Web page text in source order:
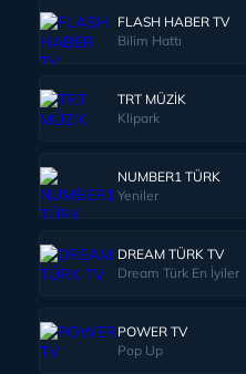
FLASH HABER TV
Bilim Hattı
TRT MÜZİK
Klipark
NUMBER1 TÜRK
Yeniler
DREAM TÜRK TV
Dream Türk En İyiler
POWER TV
Pop Up